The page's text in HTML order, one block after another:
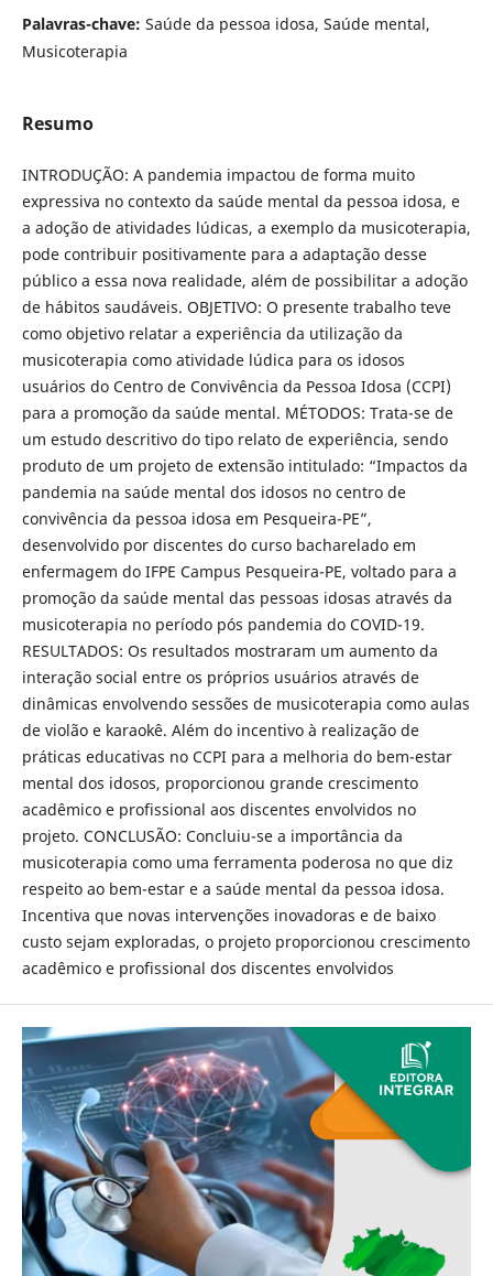
Palavras-chave: Saúde da pessoa idosa, Saúde mental,
Musicoterapia
Resumo
INTRODUÇÃO: A pandemia impactou de forma muito
expressiva no contexto da saúde mental da pessoa idosa, e
a adoção de atividades lúdicas, a exemplo da musicoterapia,
pode contribuir positivamente para a adaptação desse
público a essa nova realidade, além de possibilitar a adoção
de hábitos saudáveis. OBJETIVO: O presente trabalho teve
como objetivo relatar a experiência da utilização da
musicoterapia como atividade lúdica para os idosos
usuários do Centro de Convivência da Pessoa Idosa (CCPI)
para a promoção da saúde mental. MÉTODOS: Trata-se de
um estudo descritivo do tipo relato de experiência, sendo
produto de um projeto de extensão intitulado: “Impactos da
pandemia na saúde mental dos idosos no centro de
convivência da pessoa idosa em Pesqueira-PE”,
desenvolvido por discentes do curso bacharelado em
enfermagem do IFPE Campus Pesqueira-PE, voltado para a
promoção da saúde mental das pessoas idosas através da
musicoterapia no período pós pandemia do COVID-19.
RESULTADOS: Os resultados mostraram um aumento da
interação social entre os próprios usuários através de
dinâmicas envolvendo sessões de musicoterapia como aulas
de violão e karaokê. Além do incentivo à realização de
práticas educativas no CCPI para a melhoria do bem-estar
mental dos idosos, proporcionou grande crescimento
acadêmico e profissional aos discentes envolvidos no
projeto. CONCLUSÃO: Concluiu-se a importância da
musicoterapia como uma ferramenta poderosa no que diz
respeito ao bem-estar e a saúde mental da pessoa idosa.
Incentiva que novas intervenções inovadoras e de baixo
custo sejam exploradas, o projeto proporcionou crescimento
acadêmico e profissional dos discentes envolvidos